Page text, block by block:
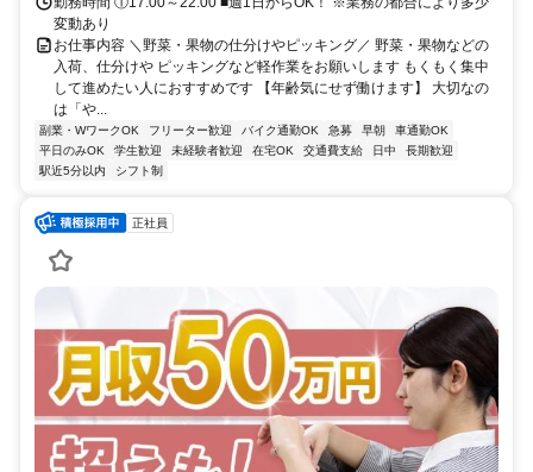
変動あり
お仕事内容 ＼野菜・果物の仕分けやピッキング／ 野菜・果物などの
入荷、仕分けや ピッキングなど軽作業をお願いします もくもく集中
して進めたい人におすすめです 【年齢気にせず働けます】 大切なの
は「や...
副業・WワークOK フリーター歓迎 バイク通勤OK 急募 早朝
車通勤OK
平日のみOK
学生歓迎 未経験者歓迎 在宅OK 交通費支給 日中
長期歓迎
駅近5分以内
シフト制
正社員